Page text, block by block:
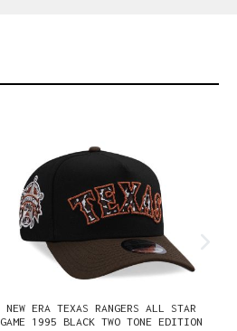
NEW ERA TEXAS RANGERS ALL STAR
GAME 1995 BLACK TWO TONE EDITION